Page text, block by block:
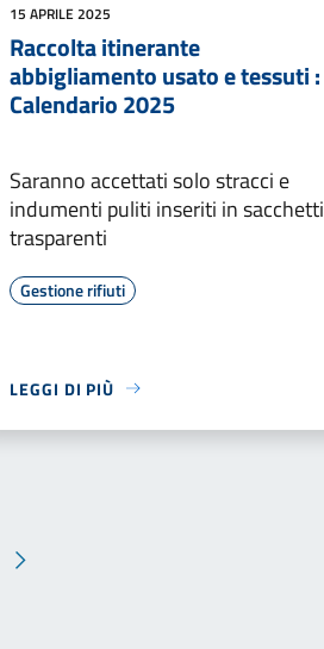
15 APRILE 2025
Raccolta itinerante
abbigliamento usato e tessuti :
Calendario 2025
Saranno accettati solo stracci e
indumenti puliti inseriti in sacchetti
trasparenti
Gestione rifiuti
LEGGI DI PIÙ
Pagina successiva